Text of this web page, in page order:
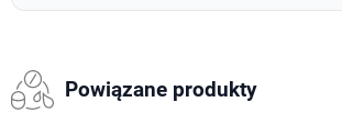
Powiązane produkty